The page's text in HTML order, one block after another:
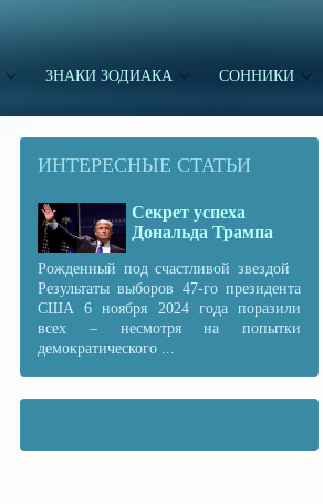
ЗНАКИ ЗОДИАКА СОННИКИ
ИНТЕРЕСНЫЕ СТАТЬИ
Секрет успеха
Дональда Трампа
Рожденный под счастливой звездой
Результаты выборов 47-го президента
США 6 ноября 2024 года поразили
всех – несмотря на попытки
демократического ...